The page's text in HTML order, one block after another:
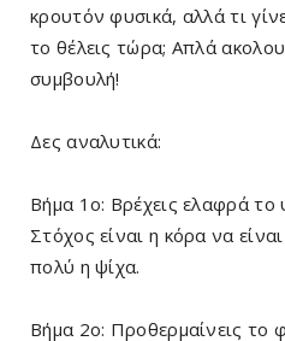
κρουτόν φυσικά, αλλά τι
το θέλεις τώρα; Απλά
συμβουλή!
Δες αναλυτικά:
Βήμα 1ο: Βρέχεις ελαφρά το
Στόχος είναι η κόρα να
πολύ η ψίχα.
Βήμα 2ο: Προθερμαίνεις το